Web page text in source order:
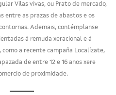
Vilas vivas, ou Prato de mercado,
entre as prazas de abastos e os
Ademais, contémplanse
á remuda xeracional e á
como a recente campaña Localízate,
de entre 12 e 16 anos xere
de proximidade.